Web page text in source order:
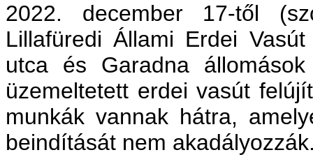
2022. december 17-től
Lillafüredi Állami Erdei
utca és Garadna
üzemeltetett erdei vasút
munkák vannak hátra,
beindítását nem